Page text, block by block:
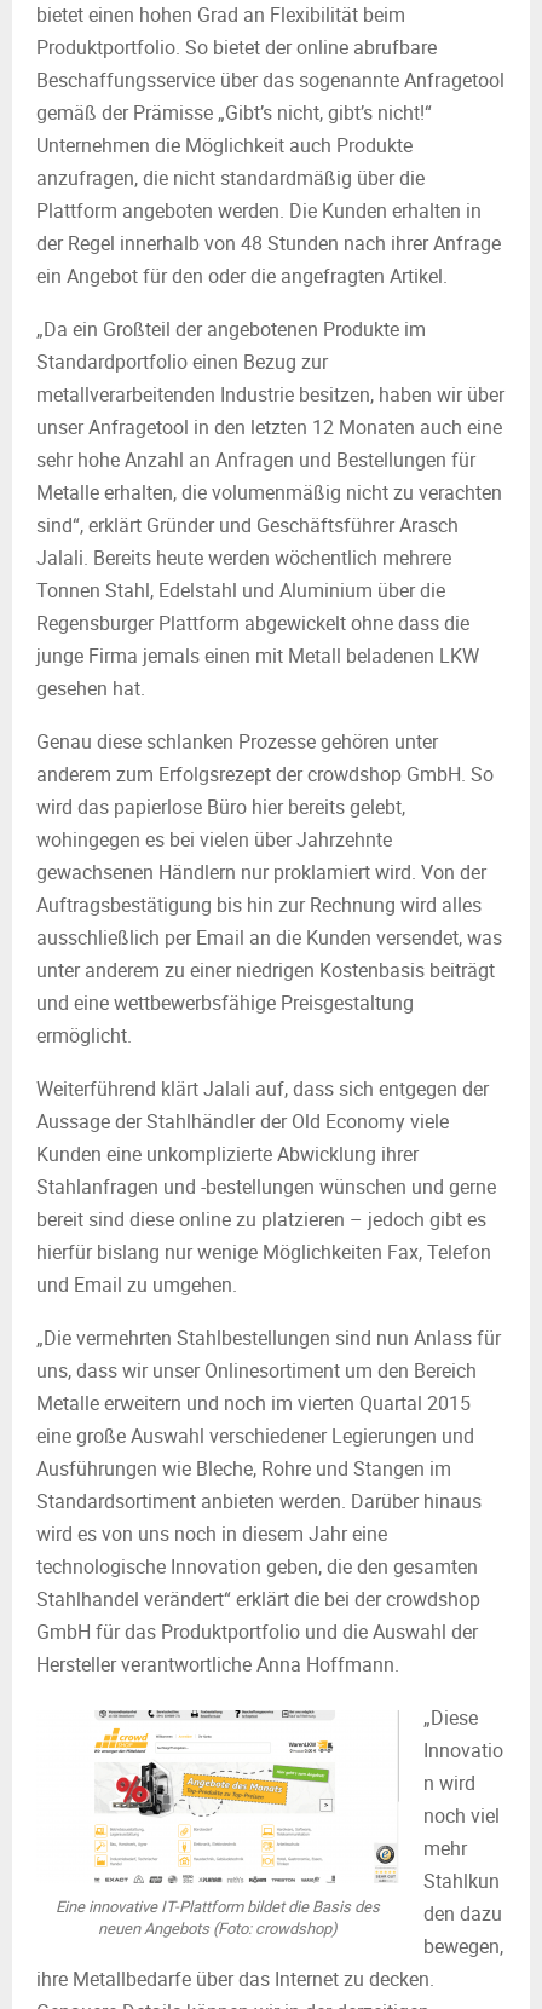
bietet einen hohen Grad an Flexibilität beim
Produktportfolio. So bietet der online abrufbare
Beschaffungsservice über das sogenannte Anfragetool
gemäß der Prämisse „Gibt’s nicht, gibt’s nicht!“
Unternehmen die Möglichkeit auch Produkte
anzufragen, die nicht standardmäßig über die
Plattform angeboten werden. Die Kunden erhalten in
der Regel innerhalb von 48 Stunden nach ihrer Anfrage
ein Angebot für den oder die angefragten Artikel.
„Da ein Großteil der angebotenen Produkte im
Standardportfolio einen Bezug zur
metallverarbeitenden Industrie besitzen, haben wir über
unser Anfragetool in den letzten 12 Monaten auch eine
sehr hohe Anzahl an Anfragen und Bestellungen für
Metalle erhalten, die volumenmäßig nicht zu verachten
sind“, erklärt Gründer und Geschäftsführer Arasch
Jalali. Bereits heute werden wöchentlich mehrere
Tonnen Stahl, Edelstahl und Aluminium über die
Regensburger Plattform abgewickelt ohne dass die
junge Firma jemals einen mit Metall beladenen LKW
gesehen hat.
Genau diese schlanken Prozesse gehören unter
anderem zum Erfolgsrezept der crowdshop GmbH. So
wird das papierlose Büro hier bereits gelebt,
wohingegen es bei vielen über Jahrzehnte
gewachsenen Händlern nur proklamiert wird. Von der
Auftragsbestätigung bis hin zur Rechnung wird alles
ausschließlich per Email an die Kunden versendet, was
unter anderem zu einer niedrigen Kostenbasis beiträgt
und eine wettbewerbsfähige Preisgestaltung
ermöglicht.
Weiterführend klärt Jalali auf, dass sich entgegen der
Aussage der Stahlhändler der Old Economy viele
Kunden eine unkomplizierte Abwicklung ihrer
Stahlanfragen und -bestellungen wünschen und gerne
bereit sind diese online zu platzieren – jedoch gibt es
hierfür bislang nur wenige Möglichkeiten Fax, Telefon
und Email zu umgehen.
„Die vermehrten Stahlbestellungen sind nun Anlass für
uns, dass wir unser Onlinesortiment um den Bereich
Metalle erweitern und noch im vierten Quartal 2015
eine große Auswahl verschiedener Legierungen und
Ausführungen wie Bleche, Rohre und Stangen im
Standardsortiment anbieten werden. Darüber hinaus
wird es von uns noch in diesem Jahr eine
technologische Innovation geben, die den gesamten
Stahlhandel verändert“ erklärt die bei der crowdshop
GmbH für das Produktportfolio und die Auswahl der
Hersteller verantwortliche Anna Hoffmann.
Eine innovative IT-Plattform bildet die Basis des
neuen Angebots (Foto: crowdshop)
„Diese
Innovatio
n wird
noch viel
mehr
Stahlkun
den dazu
bewegen,
ihre Metallbedarfe über das Internet zu decken.